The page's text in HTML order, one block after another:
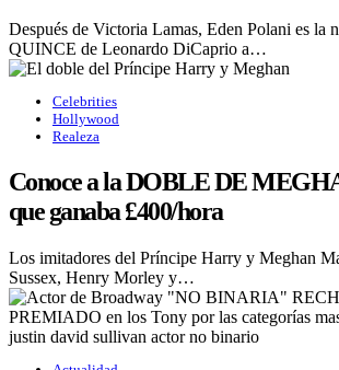
Después de Victoria Lamas, Eden Polani es la
QUINCE de Leonardo DiCaprio a…
Celebrities
Hollywood
Realeza
Conoce a la DOBLE DE
que ganaba £400/hora
Los imitadores del Príncipe Harry y Meghan
Sussex, Henry Morley y…